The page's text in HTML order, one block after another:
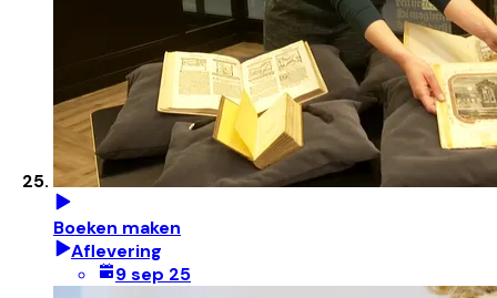
Boeken maken
Aflevering
9 sep 25